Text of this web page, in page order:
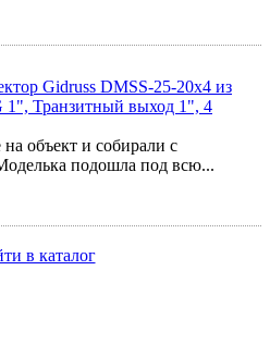
Gidruss DMSS-25-20x4 из
1", Транзитный выход 1", 4
на объект и собирали с
подошла под всю...
в каталог